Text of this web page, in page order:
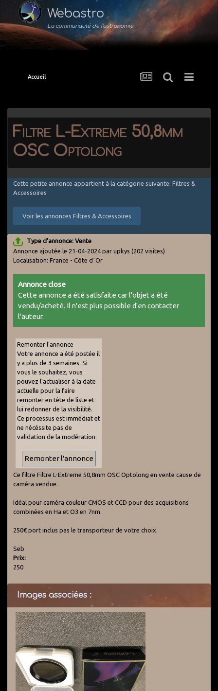
Webastro
La communauté de l'astronomie
Accueil
Filtre L-Extreme 50,8mm
OSC Optolong
Cette petite annonce appartient à la catégorie suivante: Filtres &
Accessoires
Voir les annonces Filtres & Accessoires
Type d'annonce: Vente
Annonce ajoutée le 21-04-2024 par upkys (202 visites)
Localisation: France - Côte d`Or
Annonce close
Cette annonce a été satisfaite car l'objet a été
vendu/acheté. Il n'est plus possible d'en contacter
l'auteur.
Remonter l'annonce
Votre annonce a été postée il
y a plus de 3 semaines. Si
vous le souhaitez, vous
pouvez l'actualiser à la date
actuelle pour la faire
remonter en tête de liste et
lui redonner de la visibilité.
Ce processus est immédiat et
ne nécéssite pas de
validation de la modération.
Ce filtre Filtre L-Extreme 50,8mm OSC Optolong en vente cause de
caméra vendue.
Idéal pour caméra couleur CMOS et CCD pour des acquisitions
combinées en Ha et O3 en 7nm.
250€ port inclus pas le transporteur de votre choix.
Seb
Prix:
250
Images associées :